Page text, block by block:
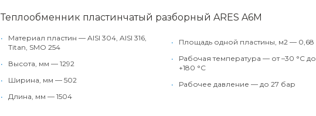
Теплообменник пластинчатый разборный ARES A6M
•
Материал пластин — AISI 304, AISI 316,
Titan, SMO 254
•
Высота, мм — 1292
•
Ширина, мм — 502
•
Длина, мм — 1504
•
Площадь одной пластины, м2 — 0,68
•
Рабочая температура — от –30 °С до
+180 °С
•
Рабочее давление — до 27 бар